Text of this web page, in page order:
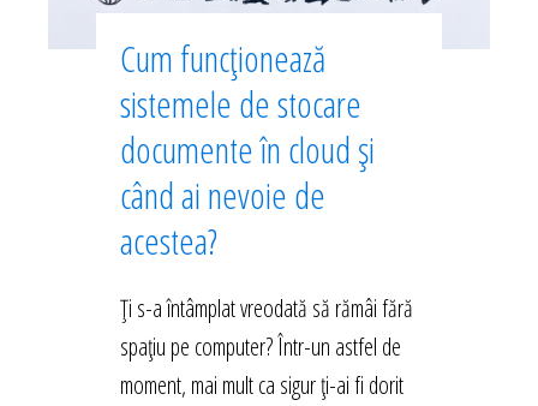
Cum funcționează
sistemele de stocare
documente în cloud și
când ai nevoie de
acestea?
Ți s-a întâmplat vreodată să rămâi fără
spațiu pe computer? Într-un astfel de
moment, mai mult ca sigur ți-ai fi dorit